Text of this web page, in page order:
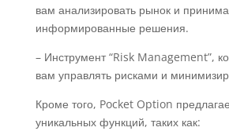
вам анализировать рынок и
информированные решения.
– Инструмент “Risk Management”,
вам управлять рисками и
Кроме того, Pocket Option
уникальных функций, таких как: